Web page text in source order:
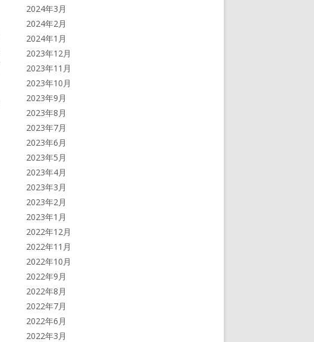
2024年3月
2024年2月
2024年1月
2023年12月
2023年11月
2023年10月
2023年9月
2023年8月
2023年7月
2023年6月
2023年5月
2023年4月
2023年3月
2023年2月
2023年1月
2022年12月
2022年11月
2022年10月
2022年9月
2022年8月
2022年7月
2022年6月
2022年3月